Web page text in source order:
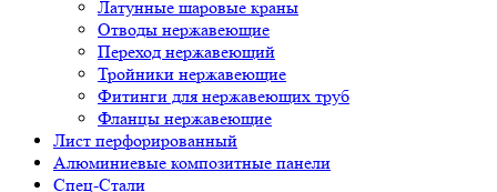
Латунные шаровые краны
Отводы нержавеющие
Переход нержавеющий
Тройники нержавеющие
Фитинги для нержавеющих труб
Фланцы нержавеющие
Лист перфорированный
Алюминиевые композитные панели
Спец-Стали